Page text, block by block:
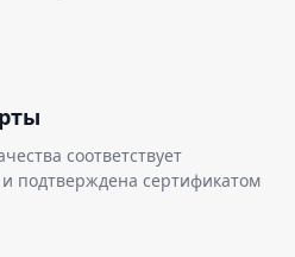
соответствует
и подтверждена сертификатом